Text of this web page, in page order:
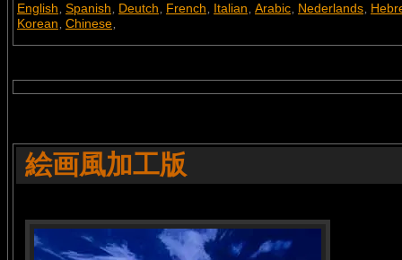
English, Spanish, Deutch, French, Italian, Arabic, Nederlands,
Korean, Chinese,
絵画風加工版